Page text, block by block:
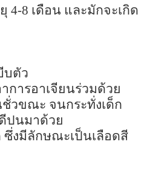
4-8 เดือน และมักจะเกิด
บตัว
การอาเจียนร่วมด้วย
วขณะ จนกระทั่งเด็ก
ปนมาด้วย
ซึ่งมีลักษณะเป็นเลือดสี